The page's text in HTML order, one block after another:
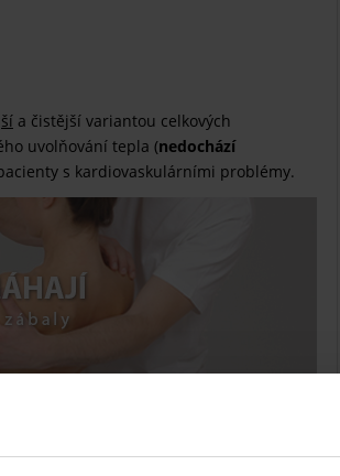
a čistější variantou celkových
uvolňování tepla (nedochází
s kardiovaskulárními problémy.